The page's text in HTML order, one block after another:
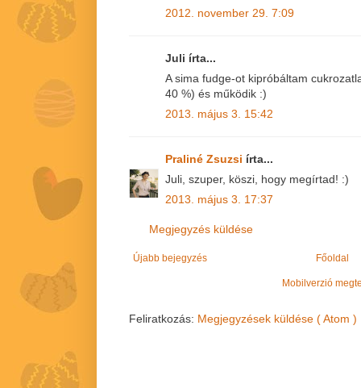
2012. november 29. 7:09
Juli írta...
A sima fudge-ot kipróbáltam
40 %) és működik :)
2013. május 3. 15:42
Praliné Zsuzsi írta...
Juli, szuper, köszi, hogy megírtad! :)
2013. május 3. 17:37
Megjegyzés küldése
Újabb bejegyzés Főoldal
Mobilverzió
Feliratkozás: Megjegyzések küldése ( Atom )